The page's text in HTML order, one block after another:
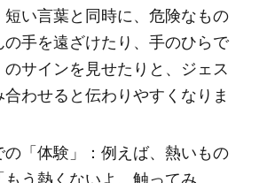
短い言葉と同時に、危険なもの
の手を遠ざけたり、手のひらで
のサインを見せたりと、ジェス
わせると伝わりやすくなりま
の「体験」：例えば、熱いもの
もう熱くないよ、触ってみ